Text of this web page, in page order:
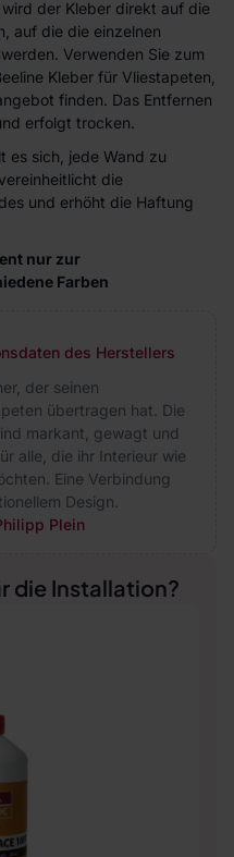
der Kleber direkt auf die
auf die die einzelnen
Verwenden Sie zum
Kleber für Vliestapeten,
finden. Das Entfernen
erfolgt trocken.
es sich, jede Wand zu
die
und erhöht die Haftung
nur zur
Farben
des Herstellers
der seinen
übertragen hat. Die
markant, gewagt und
alle, die ihr Interieur wie
Eine Verbindung
Design.
Plein
die Installation?